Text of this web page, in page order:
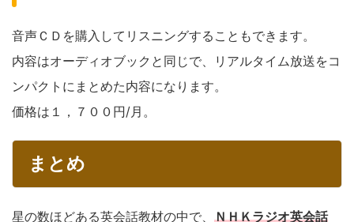
音声ＣＤを購入してリスニングすることもできます。
内容はオーディオブックと同じで、リアルタイム放送をコ
ンパクトにまとめた内容になります。
価格は１，７００円/月。
まとめ
星の数ほどある英会話教材の中で、 ＮＨＫラジオ英会話